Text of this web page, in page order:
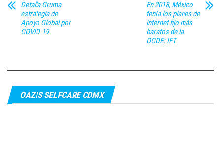
Detalla Gruma
estrategia de
Apoyo Global por
COVID-19
En 2018, México
tenía los planes de
internet fijo más
baratos de la
OCDE: IFT
OAZIS SELFCARE CDMX